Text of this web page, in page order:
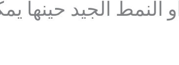
النمط الجيد حينها